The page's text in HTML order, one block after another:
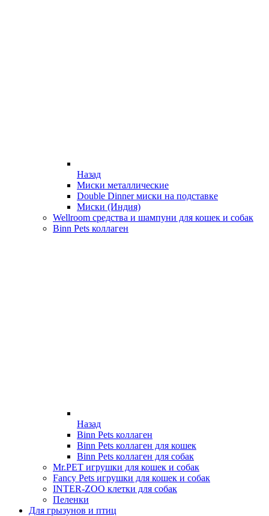
Назад
Миски металлические
Double Dinner миски на подставке
Миски (Индия)
Wellroom средства и шампуни для кошек и собак
Binn Pets коллаген
Назад
Binn Pets коллаген
Binn Pets коллаген для кошек
Binn Pets коллаген для собак
Mr.PET игрушки для кошек и собак
Fancy Pets игрушки для кошек и собак
INTER-ZOO клетки для собак
Пеленки
Для грызунов и птиц